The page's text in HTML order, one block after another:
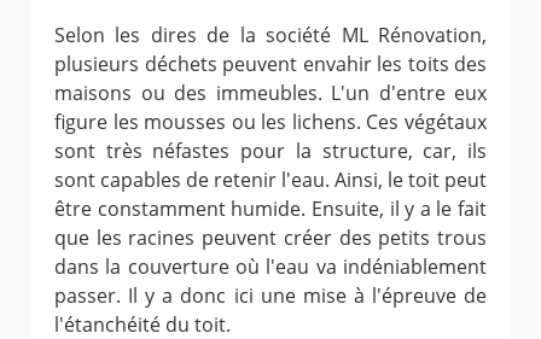
Selon les dires de la société ML Rénovation,
plusieurs déchets peuvent envahir les toits des
maisons ou des immeubles. L'un d'entre eux
figure les mousses ou les lichens. Ces végétaux
sont très néfastes pour la structure, car, ils
sont capables de retenir l'eau. Ainsi, le toit peut
être constamment humide. Ensuite, il y a le fait
que les racines peuvent créer des petits trous
dans la couverture où l'eau va indéniablement
passer. Il y a donc ici une mise à l'épreuve de
l'étanchéité du toit.